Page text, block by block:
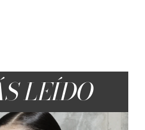
LEÍDO